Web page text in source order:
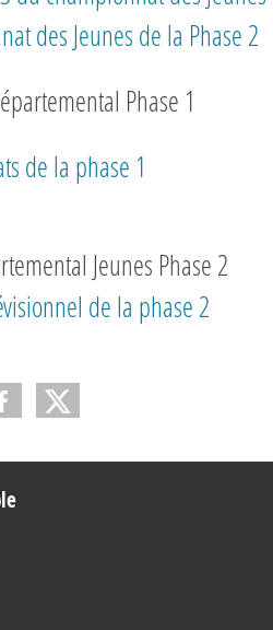
des Jeunes de la Phase 2
Phase 1
de la phase 1
Jeunes Phase 2
de la phase 2